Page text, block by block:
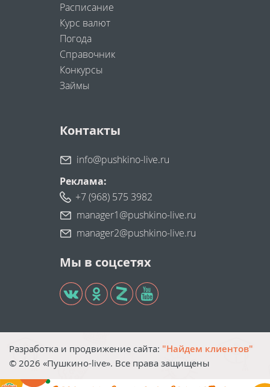
Расписание
Курс валют
Погода
Справочник
Конкурсы
Займы
Контакты
info@pushkino-live.ru
Реклама:
+7 (968) 575 3982
manager1@pushkino-live.ru
manager2@pushkino-live.ru
Мы в соцсетях
Разработка и продвижение сайта: "Найдем клиентов"
© 2026 «Пушкино-live». Все права защищены